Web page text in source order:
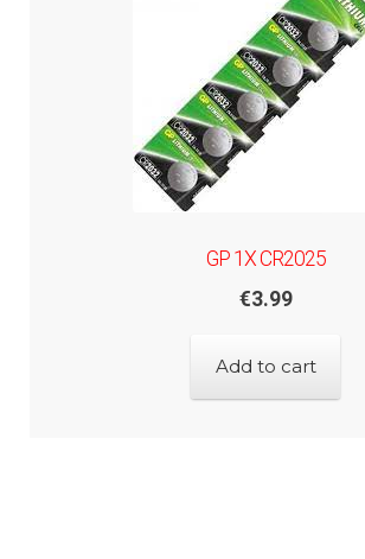
GP 1X CR2025
€3.99
Add to cart